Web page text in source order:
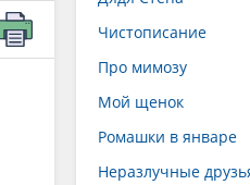
Чистописание
Про мимозу
Мой щенок
Ромашки в январе
Неразлучные